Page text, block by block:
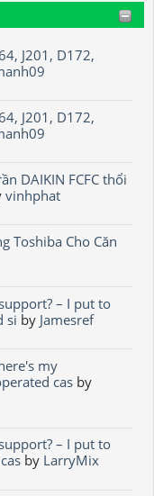
J201, D172,
J201, D172,
DAIKIN FCFC thổi
vinhphat
Toshiba Cho Căn
– I put to
si by Jamesref
my
cas by
– I put to
by LarryMix